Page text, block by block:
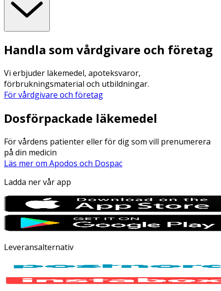
Handla som vårdgivare och företag
Vi erbjuder läkemedel, apoteksvaror,
förbrukningsmaterial och utbildningar.
För vårdgivare och företag
Dosförpackade läkemedel
För vårdens patienter eller för dig som vill prenumerera
på din medicin
Läs mer om Apodos och Dospac
Ladda ner vår app
Leveransalternativ